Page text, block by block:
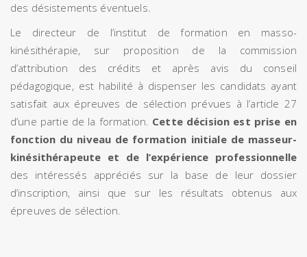
des désistements éventuels.
Le directeur de l’institut de formation en masso-
kinésithérapie, sur proposition de la commission
d’attribution des crédits et après avis du conseil
pédagogique, est habilité à dispenser les candidats ayant
satisfait aux épreuves de sélection prévues à l’article 27
d’une partie de la formation. Cette décision est prise en
fonction du niveau de formation initiale de masseur-
kinésithérapeute et de l’expérience professionnelle
des intéressés appréciés sur la base de leur dossier
d’inscription, ainsi que sur les résultats obtenus aux
épreuves de sélection.